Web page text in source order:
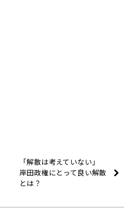
「解散は考えていない」
岸田政権にとって良い解散
とは？